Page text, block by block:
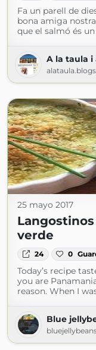
Fa un parell de
bona amiga
que el salmó és
A la taula i
25 mayo 2017
verde
24 0
Today’s recipe
you are
reason. When I
Blue